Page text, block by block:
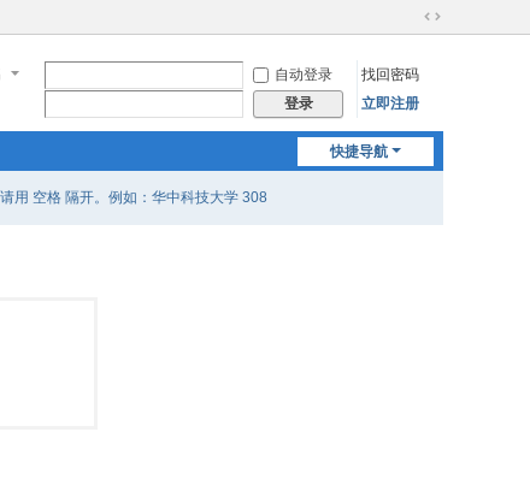
切
自动登录
找回密码
登录 立即注册
快捷导航
用 空格 隔开。例如：华中科技大学 308